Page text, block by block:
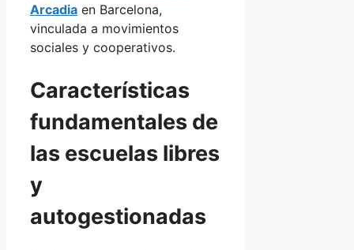
Arcadia en Barcelona,
vinculada a movimientos
sociales y cooperativos.
Características
fundamentales de
las escuelas libres
y
autogestionadas